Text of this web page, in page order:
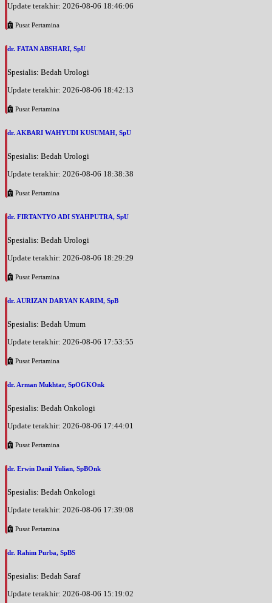
Rabu, 26/08/2026
Rabu, 26/08/2026
EKSEKUTIF
Jam 16:00 - 17:00
Jam 17:00 - 18:00
BPJS
Sabtu, 29/08/2026
EKSEKUTIF
Senin, 31/08/2026
BPJS
Jam 14:00 - 16:00
Selasa, 01/09/2026
Jam 13:00 - 15:00
Jam 15:00 - 16:00
Rabu, 02/09/2026
BPJS
Rabu, 02/09/2026
EKSEKUTIF
Jumat, 04/09/2026
Jam 16:00 - 17:00
Jam 17:00 - 18:00
Update terakhir: 2026-08-06 18:46:06
Pusat Pertamina
dr. FATAN ABSHARI, SpU
Spesialis: Bedah Urologi
Update terakhir: 2026-08-06 18:42:13
Pusat Pertamina
dr. AKBARI WAHYUDI KUSUMAH, SpU
Spesialis: Bedah Urologi
Update terakhir: 2026-08-06 18:38:38
Pusat Pertamina
dr. FIRTANTYO ADI SYAHPUTRA, SpU
Spesialis: Bedah Urologi
Update terakhir: 2026-08-06 18:29:29
Pusat Pertamina
dr. AURIZAN DARYAN KARIM, SpB
Spesialis: Bedah Umum
Update terakhir: 2026-08-06 17:53:55
Pusat Pertamina
dr. Arman Mukhtar, SpOGKOnk
Spesialis: Bedah Onkologi
Update terakhir: 2026-08-06 17:44:01
Pusat Pertamina
dr. Erwin Danil Yulian, SpBOnk
Spesialis: Bedah Onkologi
Update terakhir: 2026-08-06 17:39:08
Pusat Pertamina
dr. Rahim Purba, SpBS
Spesialis: Bedah Saraf
Update terakhir: 2026-08-06 15:19:02